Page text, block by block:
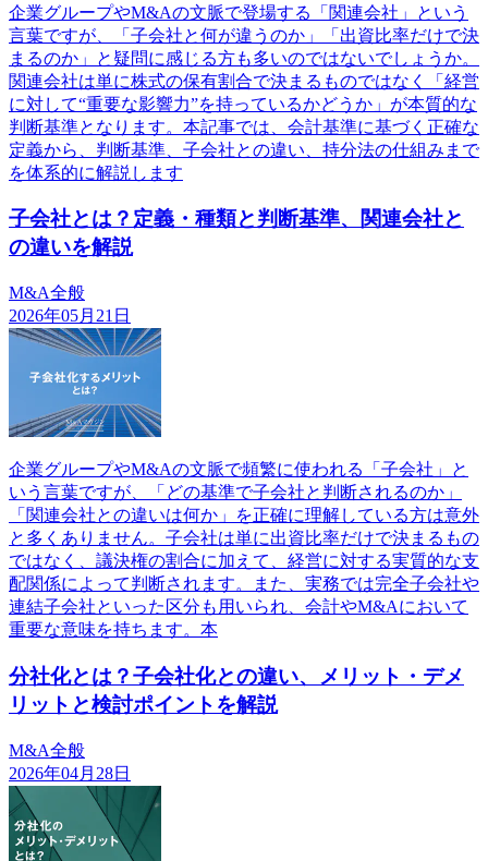
企業グループやM&Aの文脈で登場する「関連会社」という
言葉ですが、「子会社と何が違うのか」「出資比率だけで決
まるのか」と疑問に感じる方も多いのではないでしょうか。
関連会社は単に株式の保有割合で決まるものではなく「経営
に対して“重要な影響力”を持っているかどうか」が本質的な
判断基準となります。本記事では、会計基準に基づく正確な
定義から、判断基準、子会社との違い、持分法の仕組みまで
を体系的に解説します
子会社とは？定義・種類と判断基準、関連会社と
の違いを解説
M&A全般
2026年05月21日
企業グループやM&Aの文脈で頻繁に使われる「子会社」と
いう言葉ですが、「どの基準で子会社と判断されるのか」
「関連会社との違いは何か」を正確に理解している方は意外
と多くありません。子会社は単に出資比率だけで決まるもの
ではなく、議決権の割合に加えて、経営に対する実質的な支
配関係によって判断されます。また、実務では完全子会社や
連結子会社といった区分も用いられ、会計やM&Aにおいて
重要な意味を持ちます。本
分社化とは？子会社化との違い、メリット・デメ
リットと検討ポイントを解説
M&A全般
2026年04月28日